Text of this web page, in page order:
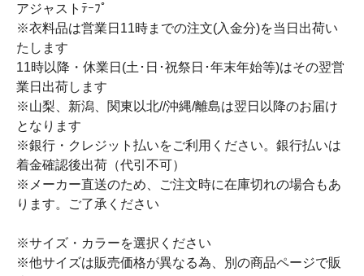
アジャストﾃｰﾌﾟ
※衣料品は営業日11時までの注文(入金分)を当日出荷い
たします
11時以降・休業日(土･日･祝祭日･年末年始等)はその翌営
業日出荷します
※山梨、新潟、関東以北//沖縄/離島は翌日以降のお届け
となります
※銀行・クレジット払いをご利用ください。銀行払いは
着金確認後出荷（代引不可）
※メーカー直送のため、ご注文時に在庫切れの場合もあ
ります。ご了承ください
※サイズ・カラーを選択ください
※他サイズは販売価格が異なる為、別の商品ページで販